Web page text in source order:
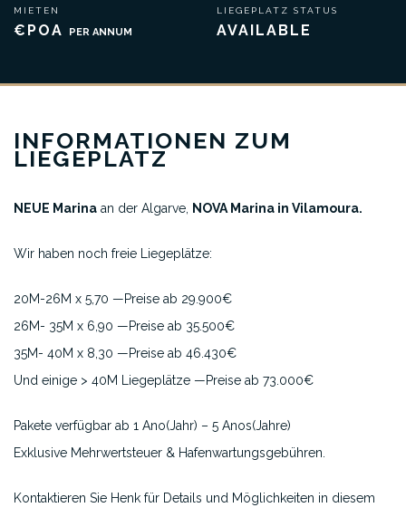
MIETEN
€POA PER ANNUM
LIEGEPLATZ STATUS
AVAILABLE
INFORMATIONEN ZUM
LIEGEPLATZ
NEUE Marina an der Algarve, NOVA Marina in Vilamoura.
Wir haben noch freie Liegeplätze:
20M-26M x 5,70 —Preise ab 29.900€
26M- 35M x 6,90 —Preise ab 35.500€
35M- 40M x 8,30 —Preise ab 46.430€
Und einige > 40M Liegeplätze —Preise ab 73.000€
Pakete verfügbar ab 1 Ano(Jahr) – 5 Anos(Jahre)
Exklusive Mehrwertsteuer & Hafenwartungsgebühren.
Kontaktieren Sie Henk für Details und Möglichkeiten in diesem